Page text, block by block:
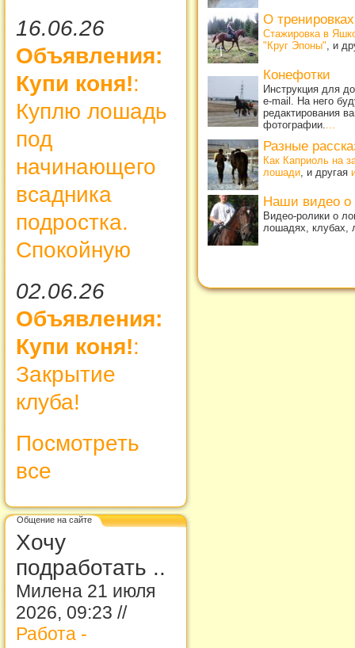
16.06.26
Объявления:
Купи коня!:
Куплю лошадь
под
начинающего
всадника
подростка.
Спокойную
02.06.26
Объявления:
Купи коня!:
Закрытие
клуба!
Посмотреть
все
Общение на сайте
Хочу
подработать ..
Милена 21 июля
2026, 09:23 //
Работа -
О тренировках
Стажировка в
"Круг Эпоны", и
Конефотки
Инструкция для
e-mail. На него
редактирования
фотографии....
Разные
Как Каприоль на
лошади, и другая
Наши видео
Видео-ролики о
лошадях, клубах,